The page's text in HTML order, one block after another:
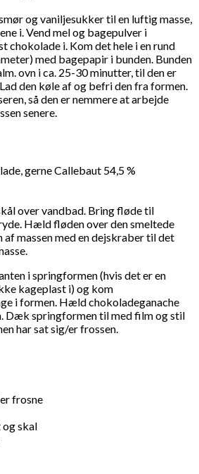
og vaniljesukker til en luftig masse,
i. Vend mel og bagepulver i
chokolade i. Kom det hele i en rund
med bagepapir i bunden. Bunden
ovn i ca. 25-30 minutter, til den er
den køle af og befri den fra formen.
så den er nemmere at arbejde
senere.
gerne Callebaut 54,5 %
over vandbad. Bring fløde til
Hæld fløden over den smeltede
af massen med en dejskraber til det
i springformen (hvis det er en
kageplast i) og kom
i formen. Hæld chokoladeganache
Dæk springformen til med film og stil
har sat sig/er frossen.
frosne
skal